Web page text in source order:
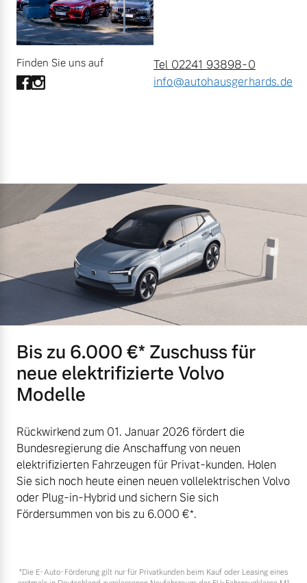
Tel 02241 93898-0
info@autohausgerhards.de
Finden Sie uns auf
Bis zu 6.000 €⁠* Zuschuss für
neue elektrifizierte Volvo
Modelle
Rückwirkend zum 01. Januar 2026 fördert die
Bundesregierung die Anschaffung von neuen
elektrifizierten Fahrzeugen für Privat-kunden. Holen
Sie sich noch heute einen neuen vollelektrischen Volvo
oder Plug-in-Hybrid und sichern Sie sich
Fördersummen von bis zu 6.000 €⁠*.
*Die E‑Auto-Förderung gilt nur für Privatkunden beim Kauf oder Leasing eines